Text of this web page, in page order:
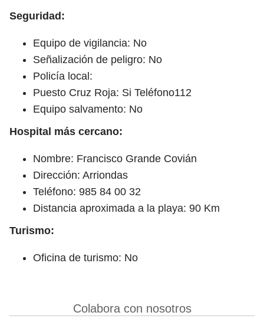
Seguridad:
Equipo de vigilancia: No
Señalización de peligro: No
Policía local:
Puesto Cruz Roja: Si Teléfono112
Equipo salvamento: No
Hospital más cercano:
Nombre: Francisco Grande Covián
Dirección: Arriondas
Teléfono: 985 84 00 32
Distancia aproximada a la playa: 90 Km
Turismo:
Oficina de turismo: No
Colabora con nosotros